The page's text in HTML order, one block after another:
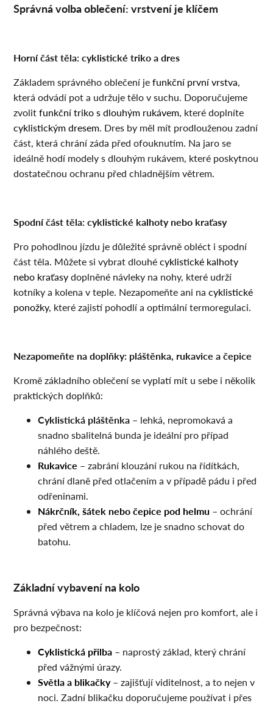
Správná volba oblečení: vrstvení je klíčem
Horní část těla: cyklistické triko a dres
Základem správného oblečení jefunkční první vrstva,
která odvádí pot a udržuje tělo v suchu. Doporučujeme
zvolitfunkční triko s dlouhým rukávem, které doplníte
cyklistickým dresem. Dres by měl mít prodlouženou zadní
část, která chrání záda před ofouknutím. Na jaro se
ideálně hodí modely s dlouhým rukávem, které poskytnou
dostatečnou ochranu před chladnějším větrem.
Spodní část těla: cyklistické kalhoty nebo kraťasy
Pro pohodlnou jízdu je důležité správně obléct i spodní
část těla. Můžete si vybrat dlouhécyklistické kalhoty
nebo kraťasydoplněné návleky na nohy, které udrží
kotníky a kolena v teple. Nezapomeňte ani nacyklistické
ponožky, které zajistí pohodlí a optimální termoregulaci.
Nezapomeňte na doplňky: pláštěnka, rukavice a čepice
Kromě základního oblečení se vyplatí mít u sebe i několik
praktických doplňků:
Cyklistická pláštěnka – lehká, nepromokavá a
snadno sbalitelná bunda je ideální pro případ
náhlého deště.
Rukavice – zabrání klouzání rukou na řídítkách,
chrání dlaně před otlačením a v případě pádu i před
odřeninami.
Nákrčník, šátek nebo čepice pod helmu – ochrání
před větrem a chladem, lze je snadno schovat do
batohu.
Základní vybavení na kolo
Správná výbava na kolo je klíčová nejen pro komfort, ale i
pro bezpečnost:
Cyklistická přilba – naprostý základ, který chrání
před vážnými úrazy.
Světla a blikačky– zajišťují viditelnost, a to nejen v
noci. Zadní blikačku doporučujeme používat i přes